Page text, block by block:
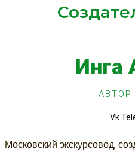
Инга
АВТОР
Vk
Московский экскурсовод,